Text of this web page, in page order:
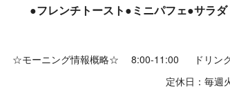
●フレンチトースト●ミニパフェ●サ
☆モーニング情報概略☆ 8:00-11:00 ドリン
定休日：毎週